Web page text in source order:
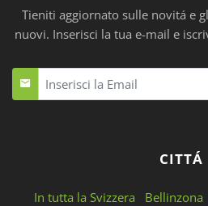
Tieniti aggiornato sulle novitá e
nuovi. Inserisci la tua e-mail e
CITTÁ
In tutta la Svizzera Bellinzona